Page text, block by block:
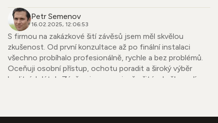
Petr Semenov
16.02.2025, 12:06:53
S firmou na zakázkové šití závěsů jsem měl skvělou
zkušenost. Od první konzultace až po finální instalaci
všechno probíhalo profesionálně, rychle a bez problémů.
Oceňuji osobní přístup, ochotu poradit a široký výběr
kvalitních látek. Závěsy jsou precizně ušité, skvěle sedí a